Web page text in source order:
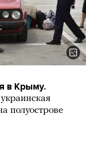
в Крыму.
полуострове